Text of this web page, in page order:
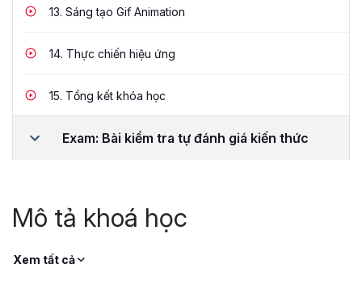
13. Sáng tạo Gif Animation
14. Thực chiến hiệu ứng
15. Tổng kết khóa học
Exam: Bài kiểm tra tự đánh giá kiến thức
Mô tả khoá học
Xem tất cả